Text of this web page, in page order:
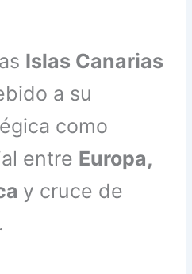
Islas Canarias
a su
como
entre Europa,
y cruce de